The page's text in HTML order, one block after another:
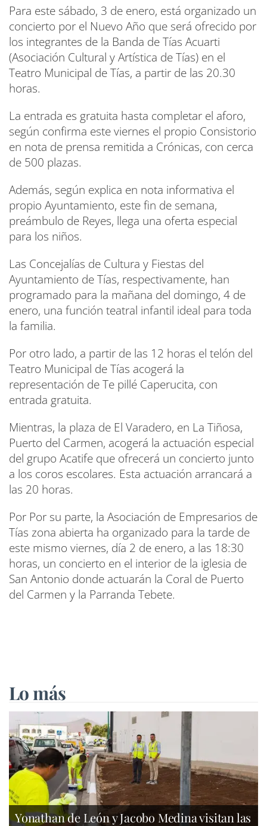
Para este sábado, 3 de enero, está organizado un
concierto por el Nuevo Año que será ofrecido por
los integrantes de la Banda de Tías Acuarti
(Asociación Cultural y Artística de Tías) en el
Teatro Municipal de Tías, a partir de las 20.30
horas.
La entrada es gratuita hasta completar el aforo,
según confirma este viernes el propio Consistorio
en nota de prensa remitida a Crónicas, con cerca
de 500 plazas.
Además, según explica en nota informativa el
propio Ayuntamiento, este fin de semana,
preámbulo de Reyes, llega una oferta especial
para los niños.
Las Concejalías de Cultura y Fiestas del
Ayuntamiento de Tías, respectivamente, han
programado para la mañana del domingo, 4 de
enero, una función teatral infantil ideal para toda
la familia.
Por otro lado, a partir de las 12 horas el telón del
Teatro Municipal de Tías acogerá la
representación de Te pillé Caperucita, con
entrada gratuita.
Mientras, la plaza de El Varadero, en La Tiñosa,
Puerto del Carmen, acogerá la actuación especial
del grupo Acatife que ofrecerá un concierto junto
a los coros escolares. Esta actuación arrancará a
las 20 horas.
Por Por su parte, la Asociación de Empresarios de
Tías zona abierta ha organizado para la tarde de
este mismo viernes, día 2 de enero, a las 18:30
horas, un concierto en el interior de la iglesia de
San Antonio donde actuarán la Coral de Puerto
del Carmen y la Parranda Tebete.
Lo más
Yonathan de León y Jacobo Medina visitan las